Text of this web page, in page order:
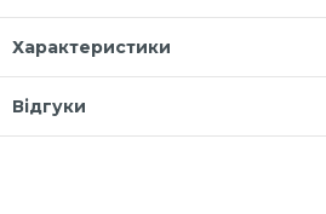
Характеристики
Відгуки